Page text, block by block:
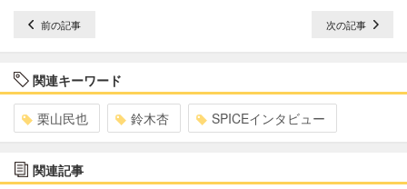
前の記事 次の記事
関連キーワード
栗山民也 鈴木杏 SPICEインタビュー
関連記事